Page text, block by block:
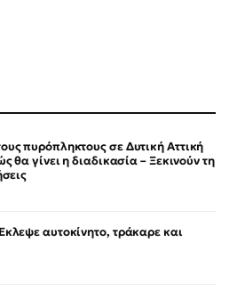
πυρόπληκτους σε Δυτική Αττική
θα γίνει η διαδικασία – Ξεκινούν τη
αυτοκίνητο, τράκαρε και